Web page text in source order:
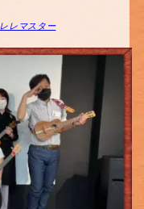
レマスター